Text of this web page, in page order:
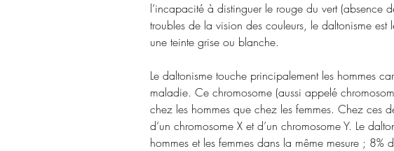
l’incapacité à distinguer le rouge du vert (absence
troubles de la vision des couleurs, le daltonisme
une teinte grise ou blanche.
Le daltonisme touche principalement les hommes
maladie. Ce chromosome (aussi appelé
chez les hommes que chez les femmes. Chez ces
d’un chromosome X et d’un chromosome Y. Le
hommes et les femmes dans la même mesure ; 8%